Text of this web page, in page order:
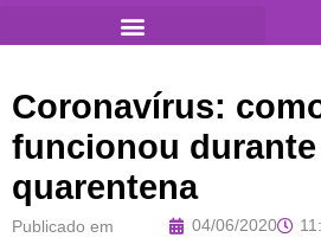
Coronavírus:
funcionou durante
quarentena
Publicado em 04/06/2020